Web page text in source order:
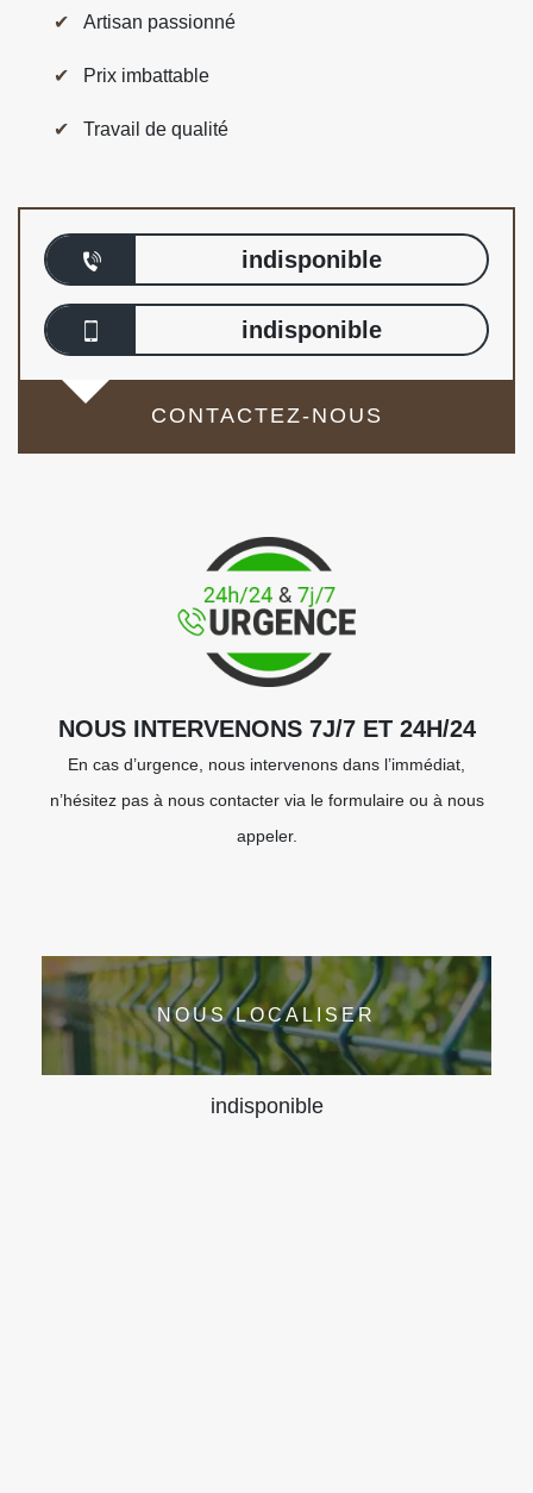
Artisan passionné
Prix imbattable
Travail de qualité
indisponible
indisponible
CONTACTEZ-NOUS
NOUS INTERVENONS 7J/7 ET 24H/24
En cas d’urgence, nous intervenons dans l’immédiat,
n’hésitez pas à nous contacter via le formulaire ou à nous
appeler.
NOUS LOCALISER
indisponible